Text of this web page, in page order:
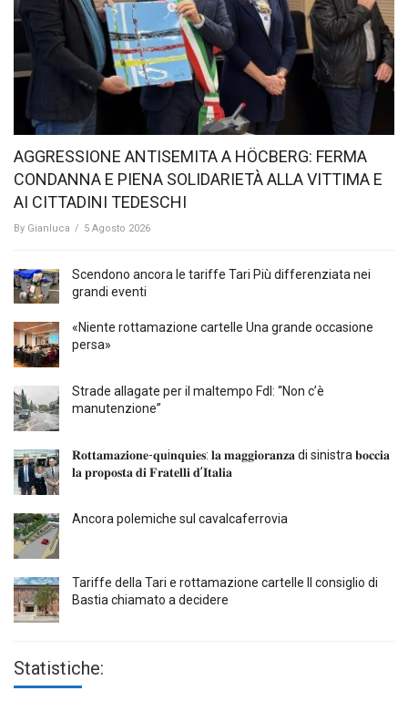
AGGRESSIONE ANTISEMITA A HÖCBERG: FERMA
CONDANNA E PIENA SOLIDARIETÀ ALLA VITTIMA E
AI CITTADINI TEDESCHI
By Gianluca / 5 Agosto 2026
Scendono ancora le tariffe Tari Più differenziata nei
grandi eventi
«Niente rottamazione cartelle Una grande occasione
persa»
Strade allagate per il maltempo FdI: “Non c’è
manutenzione”
𝐑𝐨𝐭𝐭𝐚𝐦𝐚𝐳𝐢𝐨𝐧𝐞-𝐪𝐮i𝐧𝐪𝐮𝐢𝐞𝐬: 𝐥𝐚 𝐦𝐚𝐠𝐠𝐢𝐨𝐫𝐚𝐧𝐳𝐚 di sinistra 𝐛𝐨𝐜𝐜𝐢𝐚
𝐥𝐚 𝐩𝐫𝐨𝐩𝐨𝐬𝐭𝐚 𝐝𝐢 𝐅𝐫𝐚𝐭𝐞𝐥𝐥𝐢 𝐝’𝐈𝐭𝐚𝐥𝐢𝐚
Ancora polemiche sul cavalcaferrovia
Tariffe della Tari e rottamazione cartelle Il consiglio di
Bastia chiamato a decidere
Statistiche: